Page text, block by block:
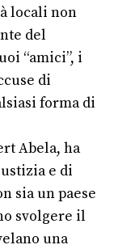
locali non
del
“amici”, i
di
forma di
Abela, ha
e di
sia un paese
svolgere il
una